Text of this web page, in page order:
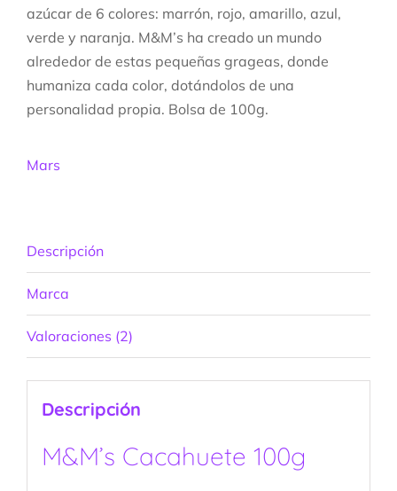
azúcar de 6 colores: marrón, rojo, amarillo, azul,
verde y naranja. M&M’s ha creado un mundo
alrededor de estas pequeñas grageas, donde
humaniza cada color, dotándolos de una
personalidad propia. Bolsa de 100g.
Mars
Descripción
Marca
Valoraciones (2)
Descripción
M&M’s Cacahuete 100g